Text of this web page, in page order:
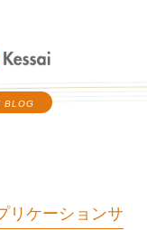
BLOG
リケーションサ